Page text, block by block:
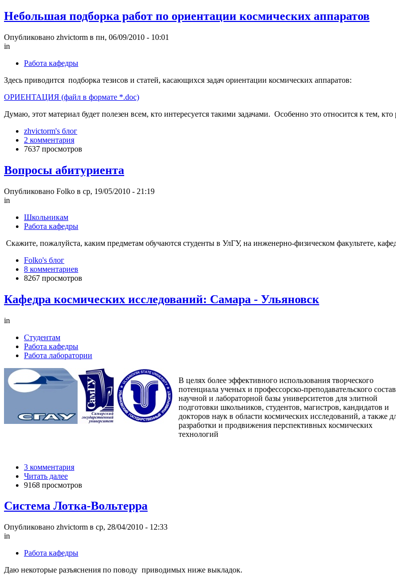
Небольшая подборка работ по ориентации космических аппаратов
Опубликовано zhvictorm в пн, 06/09/2010 - 10:01
in
Работа кафедры
Здесь приводится подборка тезисов и статей, касающихся задач ориентации космических аппаратов:
ОРИЕНТАЦИЯ (файл в формате *.doc)
Думаю, этот материал будет полезен всем, кто интересуется такими задачами. Особенно это относится к тем,
zhvictorm's блог
2 комментария
7637 просмотров
Вопросы абитуриента
Опубликовано Folko в ср, 19/05/2010 - 21:19
in
Школьникам
Работа кафедры
Скажите, пожалуйста, каким предметам обучаются студенты в УлГУ, на инженерно-физическом факультете,
Folko's блог
8 комментариев
8267 просмотров
Кафедра космических исследований: Самара - Ульяновск
in
Студентам
Работа кафедры
Работа лаборатории
В целях более эффективного использования творческого
потенциала ученых и профессорско-преподавательского
научной и лабораторной базы университетов для элитной
подготовки школьников, студентов, магистров, кандидатов и
докторов наук в области космических исследований, а также
разработки и продвижения перспективных космических
технологий
3 комментария
Читать далее
9168 просмотров
Система Лотка-Вольтерра
Опубликовано zhvictorm в ср, 28/04/2010 - 12:33
in
Работа кафедры
Даю некоторые разъяснения по поводу приводимых ниже выкладок.